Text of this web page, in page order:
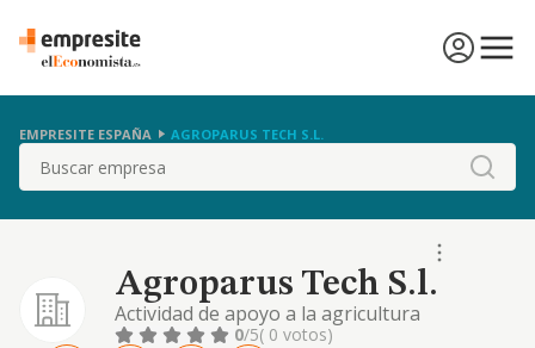
EMPRESITE ESPAÑA AGROPARUS TECH S.L.
Buscar
Agroparus Tech S.l.
Actividad de apoyo a la agricultura
0/5( 0 votos)